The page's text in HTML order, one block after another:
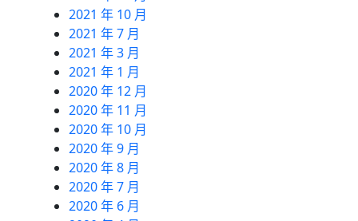
2021 年 10 月
2021 年 7 月
2021 年 3 月
2021 年 1 月
2020 年 12 月
2020 年 11 月
2020 年 10 月
2020 年 9 月
2020 年 8 月
2020 年 7 月
2020 年 6 月